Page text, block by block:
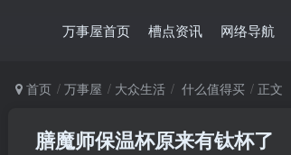
万事屋首页 槽点资讯 网络导航
首页 万事屋 大众生活 什么值得买 正文
膳魔师保温杯原来有钛杯了